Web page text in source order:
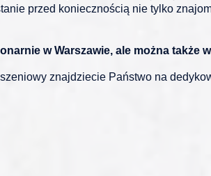
przed koniecznością nie tylko
w Warszawie, ale można także
znajdziecie Państwo na